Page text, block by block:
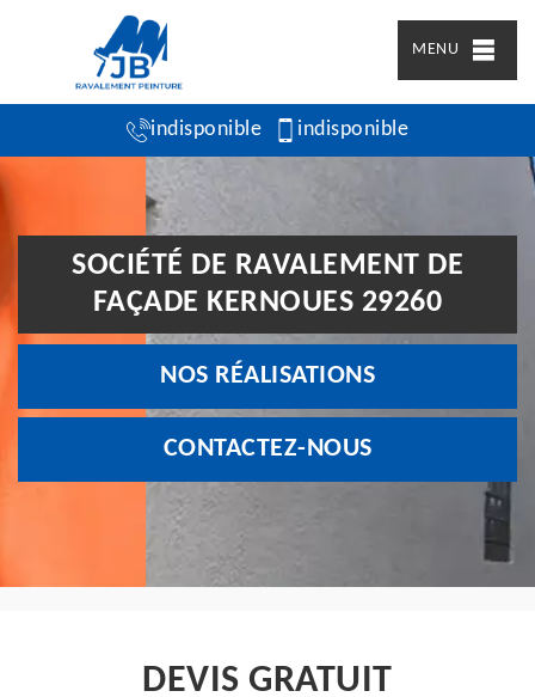
MENU
indisponible indisponible
SOCIÉTÉ DE RAVALEMENT DE
FAÇADE KERNOUES 29260
NOS RÉALISATIONS
CONTACTEZ-NOUS
DEVIS GRATUIT